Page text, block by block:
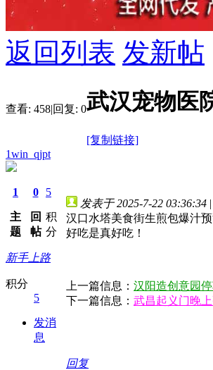
返回列表 发新帖
查看: 458|回复: 0武汉宠物医
[复制链接]
1win_qjpt
1
主
题
0
回
帖
5
积
分
新手上路
积分
5
发消
息
发表于 2025-7-22 03:36:34 |
汉口水塔美食街生煎包爆汁
好吃是真好吃！
上一篇信息： 汉阳造创意园
下一篇信息： 武昌起义门晚
回复